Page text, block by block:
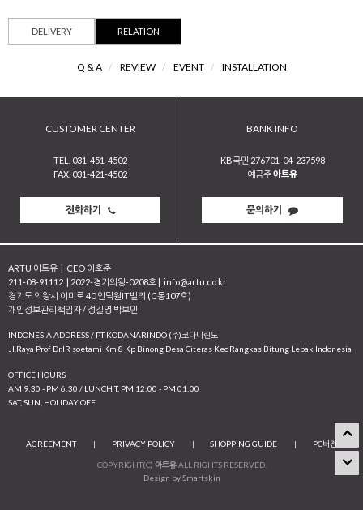
DELIVERY RELATION
Q & A / REVIEW / EVENT / INSTALLATION
CUSTOMER CENTER
TEL. 031-451-4502
FAX. 031-421-4502
전화하기
BANK INFO
KB국민 276701-04-237598
예금주아트유
문의하기
ARTU 아트유 | CEO 이호준
211-08-91112 | 2022-경기의왕-0208호 | info@artu.co.kr
경기도 의왕시 이미로 40 인덕원IT밸리 (C동107호)
개인정보관리책임자 / 정길영 박보민
INDONESIA ADDRESS / PT KODANARINDO (주)코다나린도
JI.Raya Prof Dr.IR soetami Km 8 Kp Binong Desa Citeras Kec Rangkas Bitung Lebak Indonesia
OFFICE HOURS
AM 9:30 - PM 6:30 / LUNCH T. PM 12:00 - PM 01:00
SAT, SUN, HOLIDAY OFF
AGREEMENT | PRIVACY POLICY | SHOPPING GUIDE | PC버전
COPYRIGHT(C) 아트유ALL RIGHTS RESERVED.